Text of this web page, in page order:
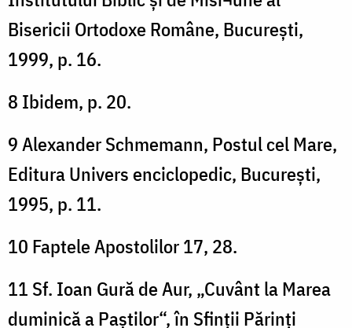
Bisericii Ortodoxe Române, București,
1999, p. 16.
8 Ibidem, p. 20.
9 Alexander Schmemann, Postul cel Mare,
Editura Univers enciclopedic, București,
1995, p. 11.
10 Faptele Apostolilor 17, 28.
11 Sf. Ioan Gură de Aur, „Cuvânt la Marea
duminică a Paștilor“, în Sfinții Părinți